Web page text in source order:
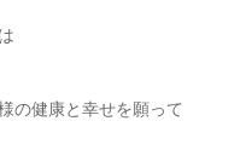
の健康と幸せを願って